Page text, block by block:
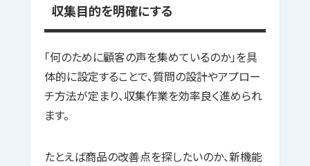
収集目的を明確にする
「何のために顧客の声を集めているのか」を具
体的に設定することで、質問の設計やアプロー
チ方法が定まり、収集作業を効率良く進められ
ます。
たとえば商品の改善点を探したいのか、新機能